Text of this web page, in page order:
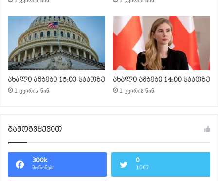
ახალი ამბები 15:00 საათზე
1 კვირის წინ
ახალი ამბები 14:00 საათზე
1 კვირის წინ
გამოგვყევით
300k
მოწონება
0
1067